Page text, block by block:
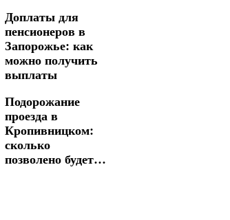
могут взлететь
почти в два раза
Доплаты для
пенсионеров в
Запорожье: как
можно получить
выплаты
Подорожание
проезда в
Кропивницком:
сколько
позволено будет